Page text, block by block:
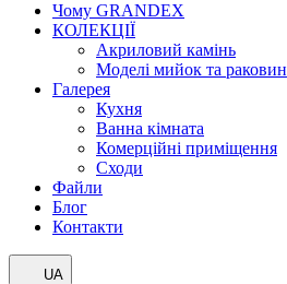
Чому GRANDEX
КОЛЕКЦІЇ
Акриловий камінь
Моделі мийок та раковин
Галерея
Кухня
Ванна кімната
Комерційні приміщення
Сходи
Файли
Блог
Контакти
UA